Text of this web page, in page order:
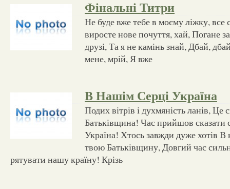
Фінальні Титри
Не буде вже тебе в моєму ліжку,
виросте нове почуття, хай, Погане
друзі, Та я не камінь знай, Дбай,
мене, мрій, Я вже
В Нашім Серці Україна
Подих вітрів і духмяність ланів, Це
Батьківщина! Час прийшов сказати
Україна! Хтось завжди дуже хотів
твою Батьківщину, Довгий час
рятувати нашу країну! Крізь